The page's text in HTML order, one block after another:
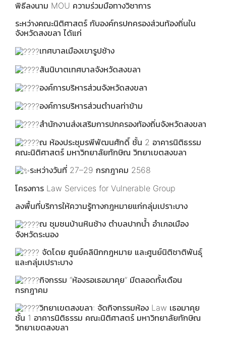
พิธีลงนาม MOU ความร่วมมือทางวิชาการ
ระหว่างคณะนิติศาสตร์ กับองค์กรปกครองส่วนท้องถิ่นใน
จังหวัดสงขลา ได้แก่
เทศบาลเมืองเขารูปช้าง
สันนิบาตเทศบาลจังหวัดสงขลา
องค์การบริหารส่วนจังหวัดสงขลา
องค์การบริหารส่วนตำบลท่าข้าม
สำนักงานส่งเสริมการปกครองท้องถิ่นจังหวัดสงขลา
ณ ห้องประชุมรพีพัฒนศักดิ์ ชั้น 2 อาคารนิติธรรม
คณะนิติศาสตร์ มหาวิทยาลัยทักษิณ วิทยาเขตสงขลา
ระหว่างวันที่ 27–29 กรกฎาคม 2568
โครงการ Law Services for Vulnerable Group
ลงพื้นที่บริการให้ความรู้ทางกฎหมายแก่กลุ่มเปราะบาง
ณ ชุมชนบ้านหินช้าง ตำบลปากน้ำ อำเภอเมือง
จังหวัดระนอง
จัดโดย ศูนย์คลินิกกฎหมาย และศูนย์นิติชาติพันธุ์
และกลุ่มเปราะบาง
กิจกรรม “ห้องรอเธอมาคุย” มีตลอดทั้งเดือน
กรกฎาคม
วิทยาเขตสงขลา: จัดกิจกรรมห้อง Law เธอมาคุย
ชั้น 1 อาคารนิติธรรม คณะนิติศาสตร์ มหาวิทยาลัยทักษิณ
วิทยาเขตสงขลา